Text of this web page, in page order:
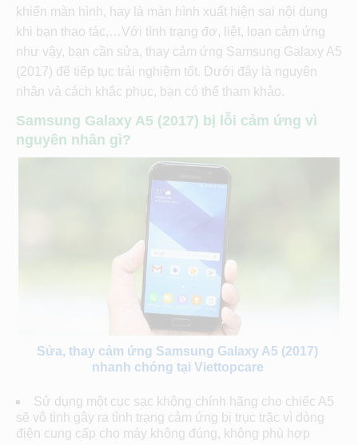
khiển màn hình, hay là màn hình xuất hiện sai nội dung
khi bạn thao tác,…Với tình trạng đơ, liệt, loạn cảm ứng
như vậy, bạn cần sửa, thay cảm ứng Samsung Galaxy A5
(2017) để tiếp tục trải nghiệm tốt. Dưới đây là nguyên
nhân và cách khắc phục, bạn có thể tham khảo.
Samsung Galaxy A5 (2017) bị lỗi cảm ứng vì
nguyên nhân gì?
Sửa, thay cảm ứng Samsung Galaxy A5 (2017)
nhanh chóng tại Viettopcare
Sử dụng một cục sạc không chính hãng cho chiếc A5
sẽ vô tình gây ra tình trạng cảm ứng bị trục trặc vì dòng
điện cung cấp cho máy không đúng, không phù hợp